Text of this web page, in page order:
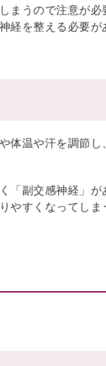
まうので注意が必
経を整える必要が
体温や汗を調節し
「副交感神経」が
やすくなってしま